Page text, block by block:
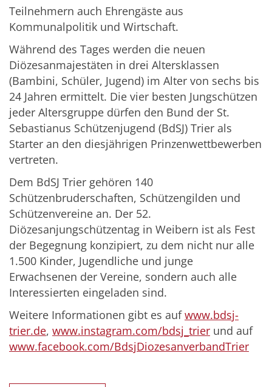
Teilnehmern auch Ehrengäste aus
Kommunalpolitik und Wirtschaft.
Während des Tages werden die neuen
Diözesanmajestäten in drei Altersklassen
(Bambini, Schüler, Jugend) im Alter von sechs bis
24 Jahren ermittelt. Die vier besten Jungschützen
jeder Altersgruppe dürfen den Bund der St.
Sebastianus Schützenjugend (BdSJ) Trier als
Starter an den diesjährigen Prinzenwettbewerben
vertreten.
Dem BdSJ Trier gehören 140
Schützenbruderschaften, Schützengilden und
Schützenvereine an. Der 52.
Diözesanjungschützentag in Weibern ist als Fest
der Begegnung konzipiert, zu dem nicht nur alle
1.500 Kinder, Jugendliche und junge
Erwachsenen der Vereine, sondern auch alle
Interessierten eingeladen sind.
Weitere Informationen gibt es aufwww.bdsj-
trier.de, www.instagram.com/bdsj_trier und auf
www.facebook.com/BdsjDiozesanverbandTrier